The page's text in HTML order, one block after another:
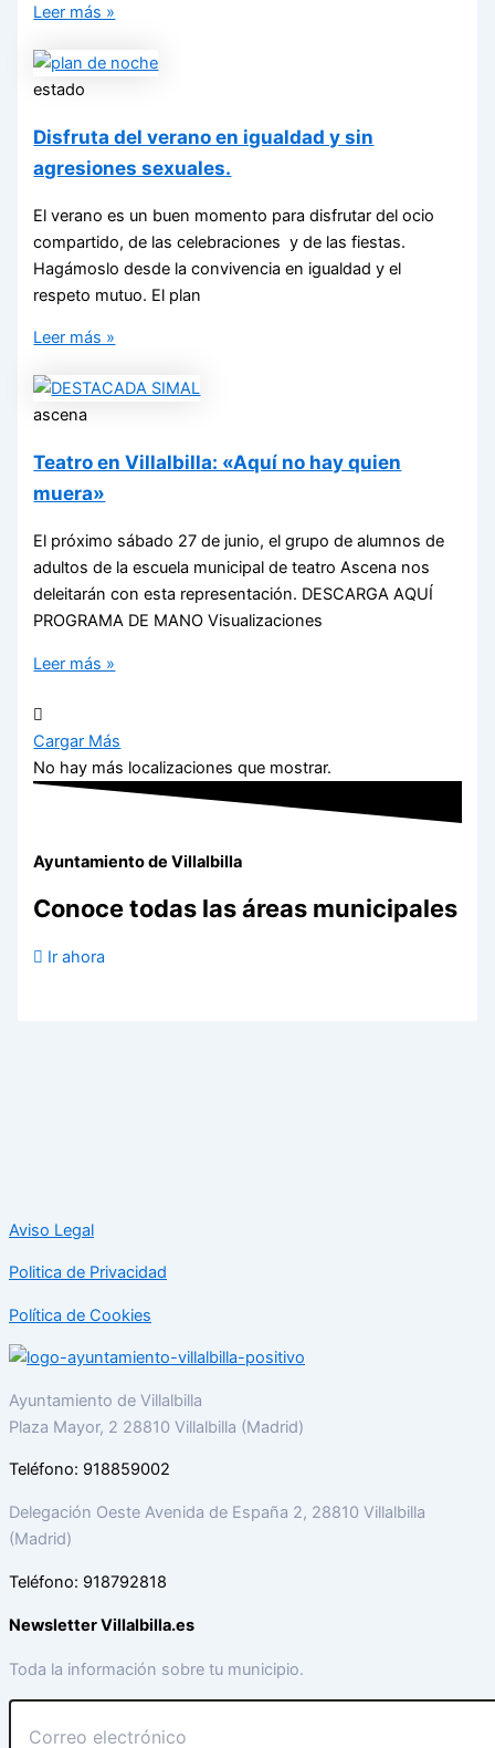
Leer más »
estado
Disfruta del verano en igualdad y sin
agresiones sexuales.
El verano es un buen momento para disfrutar del ocio
compartido, de las celebraciones y de las fiestas.
Hagámoslo desde la convivencia en igualdad y el
respeto mutuo. El plan
Leer más »
ascena
Teatro en Villalbilla: «Aquí no hay quien
muera»
El próximo sábado 27 de junio, el grupo de alumnos de
adultos de la escuela municipal de teatro Ascena nos
deleitarán con esta representación. DESCARGA AQUÍ
PROGRAMA DE MANO Visualizaciones
Leer más »
Cargar Más
No hay más localizaciones que mostrar.
Ayuntamiento de Villalbilla
Conoce todas las áreas municipales
Ir ahora
Aviso Legal
Politica de Privacidad
Política de Cookies
Ayuntamiento de Villalbilla
Plaza Mayor, 2 28810 Villalbilla (Madrid)
Teléfono: 918859002
Delegación Oeste Avenida de España 2, 28810 Villalbilla
(Madrid)
Teléfono: 918792818
Newsletter Villalbilla.es
Toda la información sobre tu municipio.